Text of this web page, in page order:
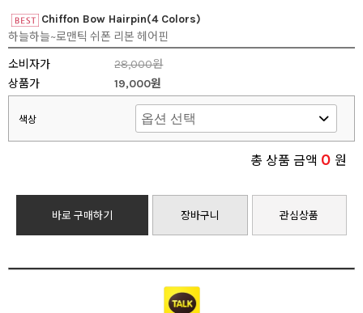
Chiffon Bow Hairpin(4 Colors)
하늘하늘~로맨틱 쉬폰 리본 헤어핀
소비자가
28,000원
상품가
19,000원
색상
총 상품 금액 0 원
바로 구매하기 장바구니 관심상품